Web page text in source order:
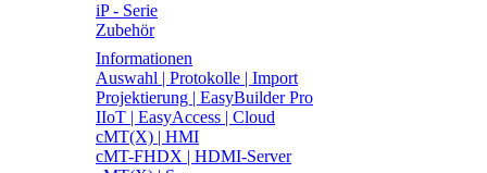
iP - Serie
Zubehör
Informationen
Auswahl | Protokolle | Import
Projektierung | EasyBuilder Pro
IIoT | EasyAccess | Cloud
cMT(X) | HMI
cMT-FHDX | HDMI-Server